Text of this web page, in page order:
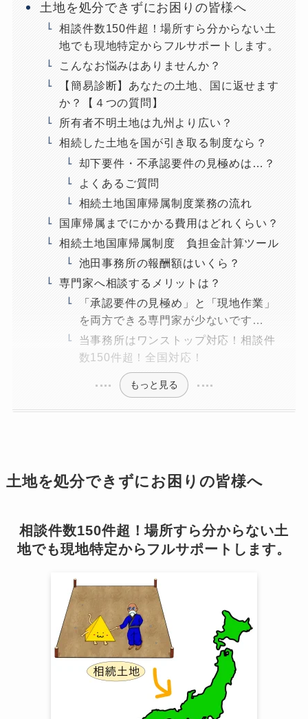
土地を処分できずにお困りの皆様へ
相談件数150件超！場所すら分からない土
地でも現地特定からフルサポートします。
こんなお悩みはありませんか？
【簡易診断】あなたの土地、国に返せます
か？【４つの質問】
所有者不明土地は九州より広い？
相続した土地を国が引き取る制度なら？
却下要件・不承認要件の見極めは…？
よくあるご質問
相続土地国庫帰属制度業務の流れ
国庫帰属までにかかる費用はどれくらい？
相続土地国庫帰属制度 負担金計算ツール
池田事務所の報酬額はいくら？
専門家へ相談するメリットは？
「承認要件の見極め」と「現地作業」
を両方できる専門家が少ないです…
当事務所はワンストップ対応！相談件
数150件超！全国対応！
もっと見る
土地を処分できずにお困りの皆様へ
相談件数150件超！場所すら分からない土
地でも現地特定からフルサポートします。